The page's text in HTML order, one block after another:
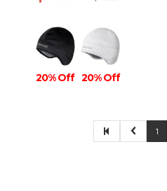
20% Off 20% Off
1